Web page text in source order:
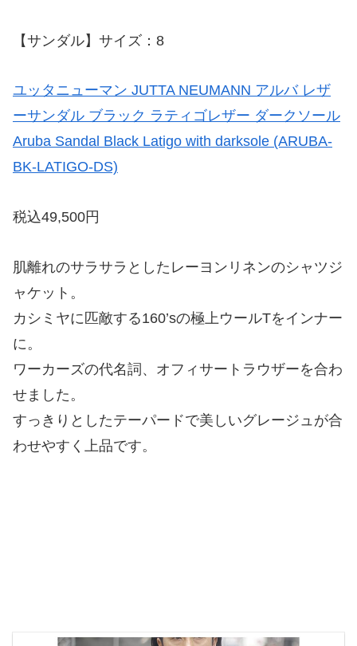
【サンダル】サイズ：8
ユッタニューマン JUTTA NEUMANN アルバ レザ
ーサンダル ブラック ラティゴレザー ダークソール
Aruba Sandal Black Latigo with darksole (ARUBA-
BK-LATIGO-DS)
税込49,500円
肌離れのサラサラとしたレーヨンリネンのシャツジ
ャケット。
カシミヤに匹敵する160’sの極上ウールTをインナー
に。
ワーカーズの代名詞、オフィサートラウザーを合わ
せました。
すっきりとしたテーパードで美しいグレージュが合
わせやすく上品です。